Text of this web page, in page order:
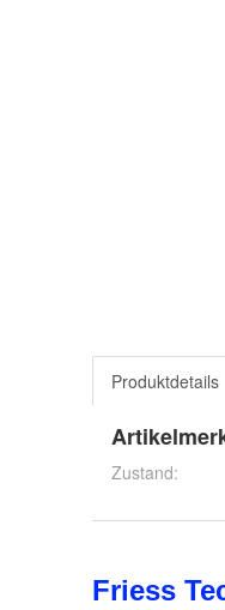
Produktdetails
Zustand: